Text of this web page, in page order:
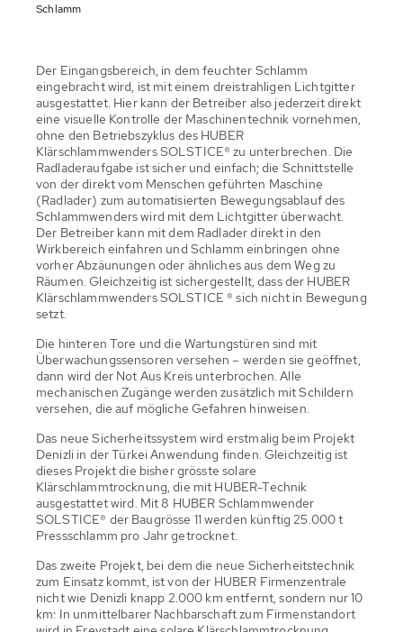
Schlamm
Der Eingangsbereich, in dem feuchter Schlamm
eingebracht wird, ist mit einem dreistrahligen Lichtgitter
ausgestattet. Hier kann der Betreiber also jederzeit direkt
eine visuelle Kontrolle der Maschinentechnik vornehmen,
ohne den Betriebszyklus des HUBER
Klärschlammwenders SOLSTICE® zu unterbrechen. Die
Radladeraufgabe ist sicher und einfach; die Schnittstelle
von der direkt vom Menschen geführten Maschine
(Radlader) zum automatisierten Bewegungsablauf des
Schlammwenders wird mit dem Lichtgitter überwacht.
Der Betreiber kann mit dem Radlader direkt in den
Wirkbereich einfahren und Schlamm einbringen ohne
vorher Abzäunungen oder ähnliches aus dem Weg zu
Räumen. Gleichzeitig ist sichergestellt, dass der HUBER
Klärschlammwenders SOLSTICE ® sich nicht in Bewegung
setzt.
Die hinteren Tore und die Wartungstüren sind mit
Überwachungssensoren versehen – werden sie geöffnet,
dann wird der Not Aus Kreis unterbrochen. Alle
mechanischen Zugänge werden zusätzlich mit Schildern
versehen, die auf mögliche Gefahren hinweisen.
Das neue Sicherheitssystem wird erstmalig beim Projekt
Denizli in der Türkei Anwendung finden. Gleichzeitig ist
dieses Projekt die bisher grösste solare
Klärschlammtrocknung, die mit HUBER-Technik
ausgestattet wird. Mit 8 HUBER Schlammwender
SOLSTICE® der Baugrösse 11 werden künftig 25.000 t
Pressschlamm pro Jahr getrocknet.
Das zweite Projekt, bei dem die neue Sicherheitstechnik
zum Einsatz kommt, ist von der HUBER Firmenzentrale
nicht wie Denizli knapp 2.000 km entfernt, sondern nur 10
km: In unmittelbarer Nachbarschaft zum Firmenstandort